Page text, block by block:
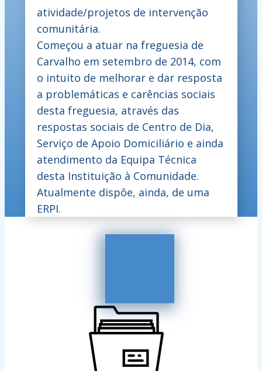
atividade/projetos de intervenção
comunitária.
Começou a atuar na freguesia de
Carvalho em setembro de 2014, com
o intuito de melhorar e dar resposta
a problemáticas e carências sociais
desta freguesia, através das
respostas sociais de Centro de Dia,
Serviço de Apoio Domiciliário e ainda
atendimento da Equipa Técnica
desta Instituição à Comunidade.
Atualmente dispõe, ainda, de uma
ERPI.